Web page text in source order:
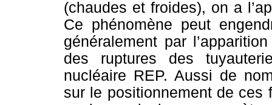
(chaudes et froides), on a
Ce phénomène peut
généralement par
des ruptures des
nucléaire REP. Aussi de
sur le positionnement de ces